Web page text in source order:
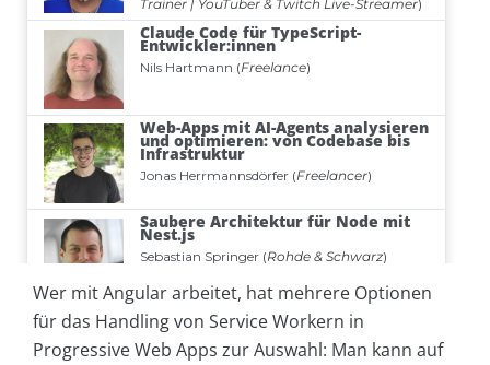
Wer mit Angular arbeitet, hat mehrere Optionen
für das Handling von Service Workern in
Progressive Web Apps zur Auswahl: Man kann auf